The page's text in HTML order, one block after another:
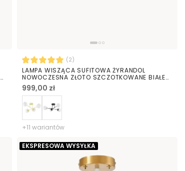
(2)
LAMPA WISZĄCA SUFITOWA ŻYRANDOL
NOWOCZESNA ZŁOTO SZCZOTKOWANE BIAŁE
KULE FINO 4 LED
999,00 zł
+11 wariantów
EKSPRESOWA WYSYŁKA